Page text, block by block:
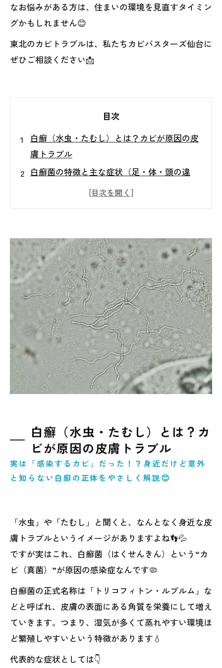
なお悩みがある方は、住まいの環境を見直すタイミン
グかもしれません😊
東北のカビトラブルは、私たちカビバスターズ仙台に
ぜひご相談ください📩
目次
白癬（水虫・たむし）とは？カビが原因の皮
膚トラブル
白癬菌の特徴と主な症状（足・体・頭の違
なぜ繰り返すの？住まいの湿気とカビ環境の
見えないカビを知る！真菌検査の重要性とメ
リット
再発を防ぐために必要な原因調査（含水率・
壁内・負圧チェック）
カビトラブルは早めの相談がカギ！東北での
対策ポイント
白癬（水虫・たむし）とは？カ
ビが原因の皮膚トラブル
実は「感染するカビ」だった！？身近だけど意外
と知らない白癬の正体をやさしく解説😊
「水虫」や「たむし」と聞くと、なんとなく身近な皮
膚トラブルというイメージがありますよね👣💦
ですが実はこれ、白癬菌（はくせんきん）という“カ
ビ（真菌）”が原因の感染症なんです🦠
白癬菌の正式名称は「トリコフィトン・ルブルム」な
どと呼ばれ、皮膚の表面にある角質を栄養にして増え
ていきます。つまり、湿気が多くて蒸れやすい環境ほ
ど繁殖しやすいという特徴があります💧
代表的な症状としては👇